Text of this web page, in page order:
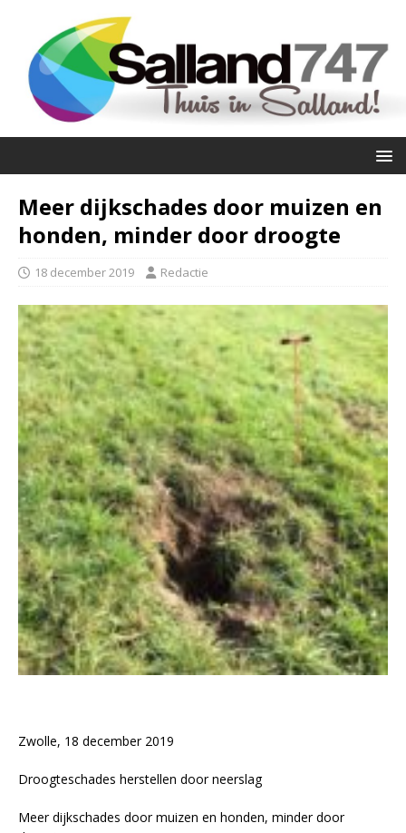
Meer dijkschades door muizen en
honden, minder door droogte
18 december 2019 Redactie
Zwolle, 18 december 2019
Droogteschades herstellen door neerslag
Meer dijkschades door muizen en honden, minder door